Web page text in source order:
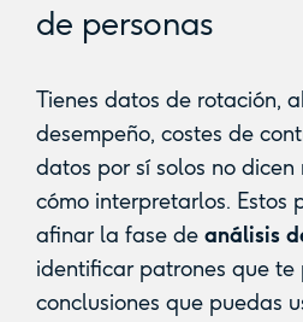
de personas
Tienes datos de rotación,
desempeño, costes de
datos por sí solos no dicen
cómo interpretarlos. Estos
afinar la fase de análisis
identificar patrones que te
conclusiones que puedas